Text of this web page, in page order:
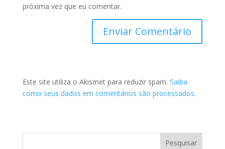
próxima vez que eu comentar.
Este site utiliza o Akismet para reduzir spam. Saiba
como seus dados em comentários são processados.